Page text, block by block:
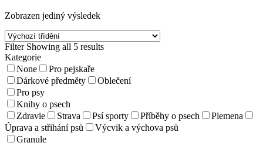
Zobrazen jediný výsledek
Filter Showing all 5 results
Kategorie
None
Pro pejskaře
Dárkové předměty
Oblečení
Pro psy
Knihy o psech
Zdravie
Strava Psí sporty Příběhy o psech
Plemena
Úprava a střihání psů
Výcvik a výchova psů
Granule